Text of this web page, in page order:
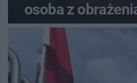
osoba z
do